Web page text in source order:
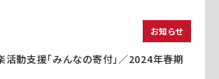
お知らせ
活動支援「みんなの寄付」／2024年春期